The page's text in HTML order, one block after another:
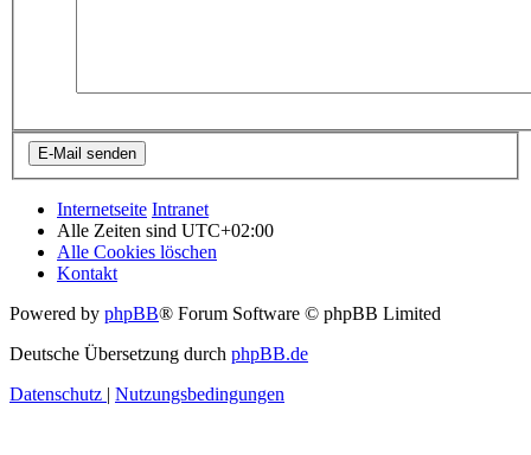
Internetseite Intranet
Alle Zeiten sind UTC+02:00
Alle Cookies löschen
Kontakt
Powered by phpBB® Forum Software © phpBB Limited
Deutsche Übersetzung durch phpBB.de
Datenschutz | Nutzungsbedingungen